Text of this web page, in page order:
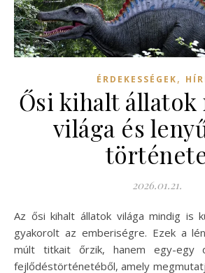
ÉRDEKESSÉGEK,
Ősi kihalt állatok
világa és
2026.01.21.
Az ősi kihalt állatok világa mindig is különleges vonzerőt
gyakorolt az emberiségre. Ezek a
múlt titkait őrzik, hanem egy-egy
fejlődéstörténetéből, amely